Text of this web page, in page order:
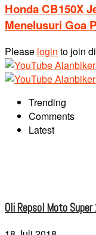
Honda CB150X
Menelusuri Goa
Please login to join
Trending
Comments
Latest
Oli Repsol Moto